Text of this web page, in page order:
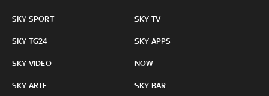
SKY SPORT
SKY TG24
SKY VIDEO
SKY ARTE
SKY TV
SKY APPS
NOW
SKY BAR